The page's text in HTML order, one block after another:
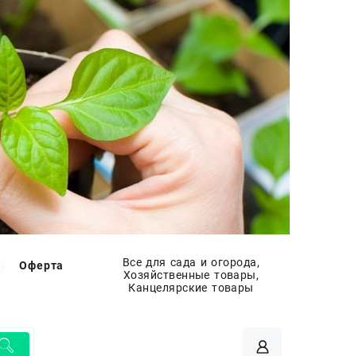
Все для сада и огорода,
Хозяйственные товары,
Канцелярские товары
Оферта